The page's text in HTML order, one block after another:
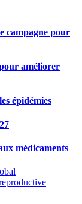
campagne pour
améliorer
épidémies
médicaments